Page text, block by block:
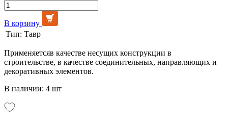
В корзину
Тип: Тавр
Применяетсяв качестве несущих конструкции в
строительстве, в качестве соединительных, направляющих и
декоративных элементов.
В наличии: 4 шт